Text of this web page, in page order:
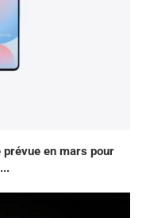
en mars pour